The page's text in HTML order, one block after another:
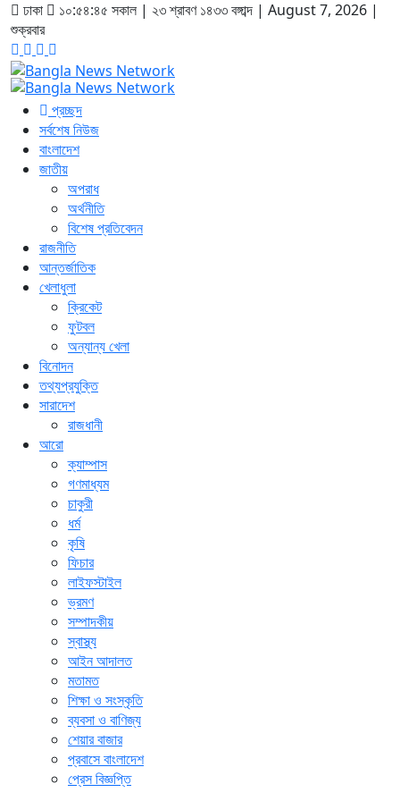
ঢাকা ১০:৫৪:৪৫ সকাল | ২৩ শ্রাবণ ১৪৩৩ বঙ্গাব্দ | August 7, 2026 |
শুক্রবার
প্রচ্ছদ
সর্বশেষ নিউজ
বাংলাদেশ
জাতীয়
অপরাধ
অর্থনীতি
বিশেষ প্রতিবেদন
রাজনীতি
আন্তর্জাতিক
খেলাধুলা
ক্রিকেট
ফুটবল
অন্যান্য খেলা
বিনোদন
তথ্যপ্রযুক্তি
সারাদেশ
রাজধানী
আরো
ক্যাম্পাস
গণমাধ্যম
চাকুরী
ধর্ম
কৃষি
ফিচার
লাইফস্টাইল
ভ্রমণ
সম্পাদকীয়
স্বাস্থ্য
আইন আদালত
মতামত
শিক্ষা ও সংস্কৃতি
ব্যবসা ও বাণিজ্য
শেয়ার বাজার
প্রবাসে বাংলাদেশ
প্রেস বিজ্ঞপ্তি